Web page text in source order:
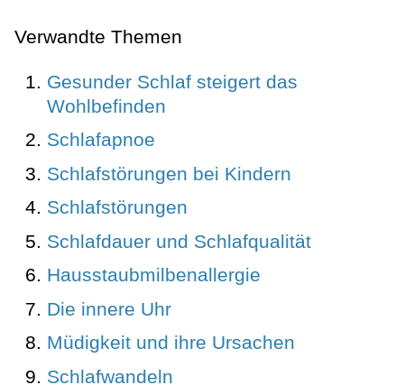
Verwandte Themen
Gesunder Schlaf steigert das
Wohlbefinden
Schlafapnoe
Schlafstörungen bei Kindern
Schlafstörungen
Schlafdauer und Schlafqualität
Hausstaubmilbenallergie
Die innere Uhr
Müdigkeit und ihre Ursachen
Schlafwandeln